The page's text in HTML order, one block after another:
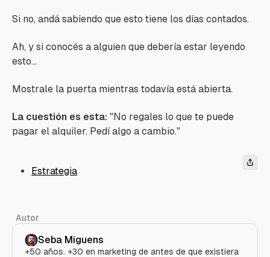
Si no, andá sabiendo que esto tiene los días contados.
Ah, y si conocés a alguien que debería estar leyendo
esto…
Mostrale la puerta mientras todavía está abierta.
La cuestión es esta: "No regales lo que te puede
pagar el alquiler. Pedí algo a cambio."
Estrategia
Autor
Seba Miguens
+50 años. +30 en marketing de antes de que existiera